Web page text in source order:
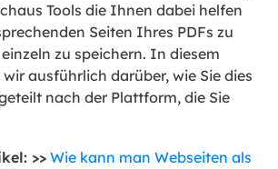
Tools die Ihnen dabei helfen
Seiten Ihres PDFs zu
zu speichern. In diesem
ausführlich darüber, wie Sie dies
nach der Plattform, die Sie
>> Wie kann man Webseiten als